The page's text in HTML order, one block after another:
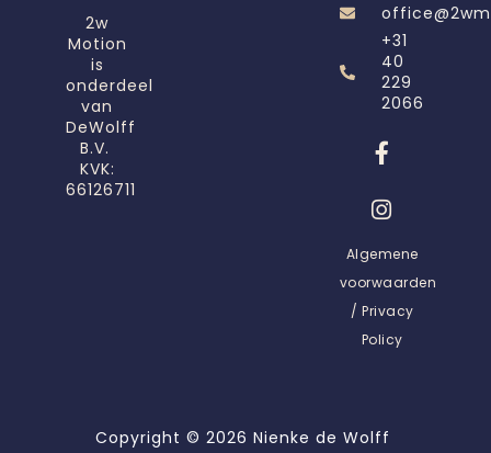
2w
Motion
is
onderdeel
van
DeWolff
B.V.
KVK:
66126711
+31
40
229
2066
Algemene
voorwaarden
/ Privacy
Policy
Copyright © 2026 Nienke de Wolff